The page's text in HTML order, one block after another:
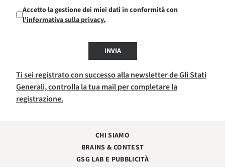
Accetto la gestione dei miei dati in conformità con
l'informativa sulla privacy.
INVIA
Ti sei registrato con successo alla newsletter de Gli Stati
Generali, controlla la tua mail per completare la
registrazione.
CHI SIAMO
BRAINS & CONTEST
GSG LAB E PUBBLICITÀ